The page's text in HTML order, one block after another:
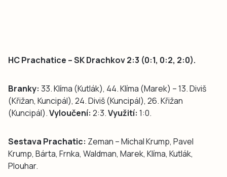
HC Prachatice – SK Drachkov 2:3 (0:1, 0:2, 2:0).
Branky: 33. Klíma (Kutlák), 44. Klíma (Marek) – 13. Diviš
(Křižan, Kuncipál), 24. Diviš (Kuncipál), 26. Křižan
(Kuncipál).Vyloučení: 2:3.Využití: 1:0.
Sestava Prachatic: Zeman – Michal Krump, Pavel
Krump, Bárta, Frnka, Waldman, Marek, Klíma, Kutlák,
Plouhar.